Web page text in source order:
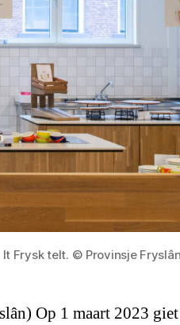
It Frysk telt. © Provinsje Fryslân
Op 1 maart 2023